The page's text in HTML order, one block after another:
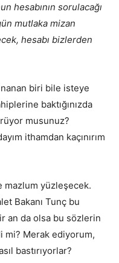
hesabının sorulacağı
mutlaka mizan
hesabı bizlerden
biri bile isteye
baktığınızda
musunuz?
ithamdan kaçınırım
mazlum yüzleşecek.
Bakanı Tunç bu
an da olsa bu sözlerin
mi? Merak ediyorum,
bastırıyorlar?